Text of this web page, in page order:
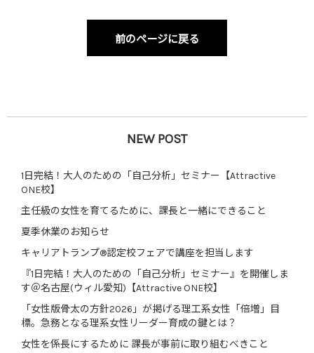
前のページに戻る
NEW POST
1日完結！大人のための「自己分析」セミナー【Attractive
ONE校】
主任級の女性を育てるために、課長と一緒にできること
夏季休業のお知らせ
キャリアトランプ®認定校フェアで講座を担当します
『1日完結！大人のための「自己分析」セミナー』を開催しま
す＠名古屋(ウィル愛知)【Attractive ONE校】
「女性版骨太の方針2026」が掲げる理工系女性「倍増」目
標。急務となる理系女性リーダー育成の鍵とは？
女性を係長にするために 課長が事前に取り組むべきこと